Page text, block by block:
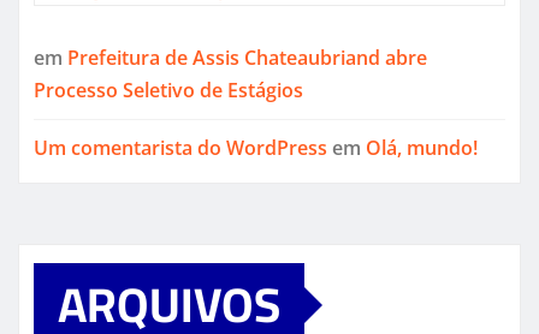
em Prefeitura de Assis Chateaubriand abre
Processo Seletivo de Estágios
Um comentarista do WordPress em Olá, mundo!
ARQUIVOS